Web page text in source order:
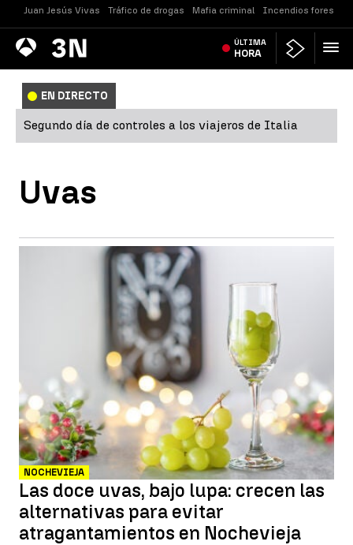
Juan Jesús Vivas Tráfico de drogas Mafia criminal Incendios
Antena
3 Noticias ÚLTIMA
HORA
EN DIRECTO
Segundo día de controles a los viajeros de Italia
Uvas
NOCHEVIEJA
Las doce uvas, bajo lupa: crecen las
alternativas para evitar
atragantamientos en Nochevieja